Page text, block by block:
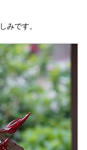
みです。